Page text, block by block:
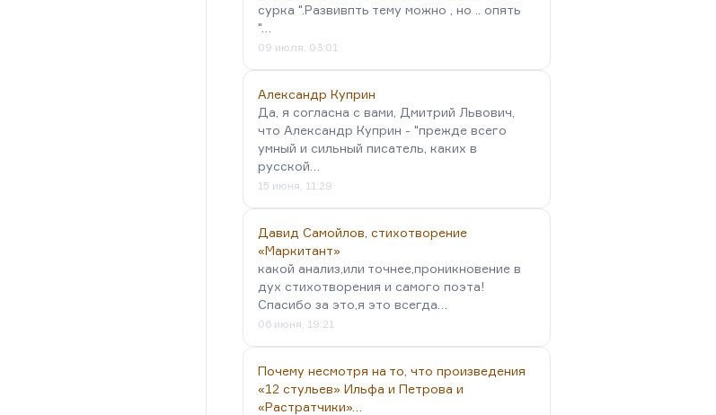
сурка ".Развивпть тему можно , но .. опять
"…
09 июля, 03:01
Александр Куприн
Да, я согласна с вами, Дмитрий Львович,
что Александр Куприн - "прежде всего
умный и сильный писатель, каких в
русской…
15 июня, 11:29
Давид Самойлов, стихотворение
«Маркитант»
какой анализ,или точнее,проникновение в
дух стихотворения и самого поэта!
Спасибо за это,я это всегда…
06 июня, 19:21
Почему несмотря на то, что произведения
«12 стульев» Ильфа и Петрова и
«Растратчики»…